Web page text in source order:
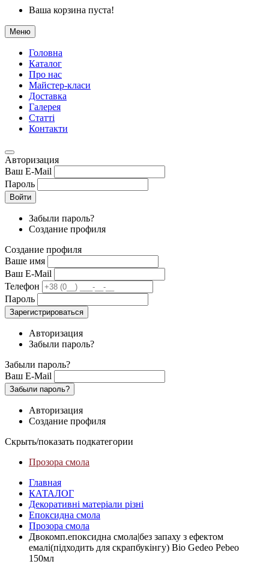
Ваша корзина пуста!
Меню
Головна
Каталог
Про нас
Майстер-класи
Доставка
Галерея
Статтi
Контакти
Авторизация
Ваш E-Mail
Пароль
Войти
Забыли пароль?
Создание профиля
Создание профиля
Ваше имя
Ваш E-Mail
Телефон
Пароль
Зарегистрироваться
Авторизация
Забыли пароль?
Забыли пароль?
Ваш E-Mail
Забыли пароль?
Авторизация
Создание профиля
Скрыть/показать подкатегории
Прозора смола
Главная
КАТАЛОГ
Декоративні матеріали різні
Епоксидна смола
Прозора смола
Двокомп.епоксидна смола|без запаху з ефектом
емалі(підходить для скрапбукінгу) Bio Gedeo Pebeo
150мл